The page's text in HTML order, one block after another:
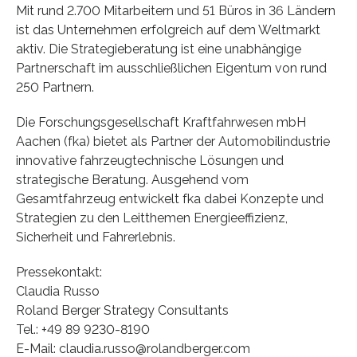
Mit rund 2.700 Mitarbeitern und 51 Büros in 36 Ländern
ist das Unternehmen erfolgreich auf dem Weltmarkt
aktiv. Die Strategieberatung ist eine unabhängige
Partnerschaft im ausschließlichen Eigentum von rund
250 Partnern.
Die Forschungsgesellschaft Kraftfahrwesen mbH
Aachen (fka) bietet als Partner der Automobilindustrie
innovative fahrzeugtechnische Lösungen und
strategische Beratung. Ausgehend vom
Gesamtfahrzeug entwickelt fka dabei Konzepte und
Strategien zu den Leitthemen Energieeffizienz,
Sicherheit und Fahrerlebnis.
Pressekontakt:
Claudia Russo
Roland Berger Strategy Consultants
Tel.: +49 89 9230-8190
E-Mail: claudia.russo@rolandberger.com